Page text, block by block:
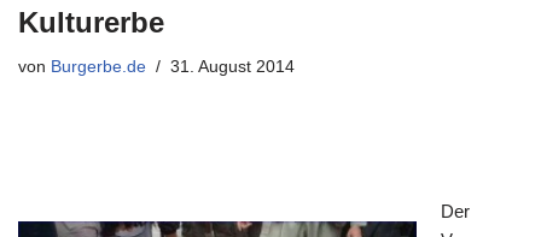
Kulturerbe
von Burgerbe.de 31. August 2014
Der